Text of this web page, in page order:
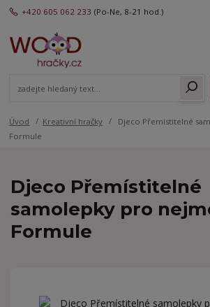
+420 605 062 233 (Po-Ne, 8-21 hod.)
Úvod Kreativní hračky
Djeco Přemístitelné
Formule
Djeco Přemístitelné
samolepky pro
Formule